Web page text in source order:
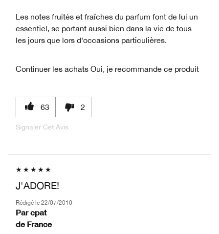
Les notes fruités et fraîches du parfum font de lui un
essentiel, se portant aussi bien dans la vie de tous
les jours que lors d'occasions particulières.
Continuer les achats Oui, je recommande ce produit
63 2
Signaler Cet Avis
J'ADORE!
Rédigé le 22/07/2010
Par cpat
de France